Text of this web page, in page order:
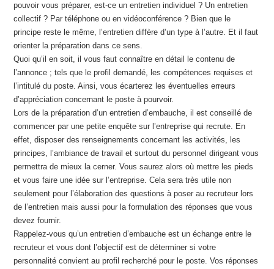
pouvoir vous préparer, est-ce un entretien individuel ? Un entretien
collectif ? Par téléphone ou en vidéoconférence ? Bien que le
principe reste le même, l’entretien diffère d’un type à l’autre. Et il faut
orienter la préparation dans ce sens.
Quoi qu’il en soit, il vous faut connaître en détail le contenu de
l’annonce ; tels que le profil demandé, les compétences requises et
l’intitulé du poste. Ainsi, vous écarterez les éventuelles erreurs
d’appréciation concernant le poste à pourvoir.
Lors de la préparation d’un entretien d’embauche, il est conseillé de
commencer par une petite enquête sur l’entreprise qui recrute. En
effet, disposer des renseignements concernant les activités, les
principes, l’ambiance de travail et surtout du personnel dirigeant vous
permettra de mieux la cerner. Vous saurez alors où mettre les pieds
et vous faire une idée sur l’entreprise. Cela sera très utile non
seulement pour l’élaboration des questions à poser au recruteur lors
de l’entretien mais aussi pour la formulation des réponses que vous
devez fournir.
Rappelez-vous qu’un entretien d’embauche est un échange entre le
recruteur et vous dont l’objectif est de déterminer si votre
personnalité convient au profil recherché pour le poste. Vos réponses